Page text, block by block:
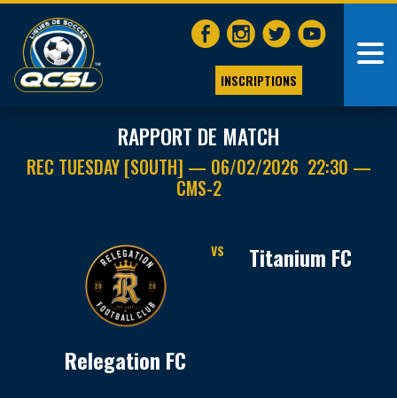
INSCRIPTIONS
RAPPORT DE MATCH
REC TUESDAY [SOUTH] — 06/02/2026 22:30 —
CMS-2
Relegation FC
VS Titanium FC